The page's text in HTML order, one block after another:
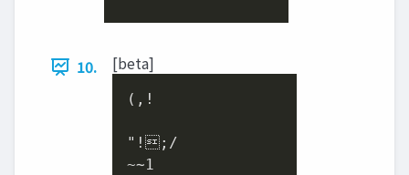
10. [beta]
(,!
"!;/
~∼1